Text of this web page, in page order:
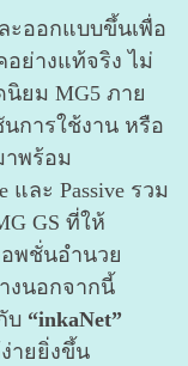
อกแบบขึ้นเพื่อ
ย่างแท้จริง ไม่
นิยม MG5 ภาย
การใช้งาน หรือ
พร้อม
ละ Passive รวม
GS ที่ให้
พชั่นอำนวย
งนอกจากนี้
บ “inkaNet”
ายยิ่งขึ้น